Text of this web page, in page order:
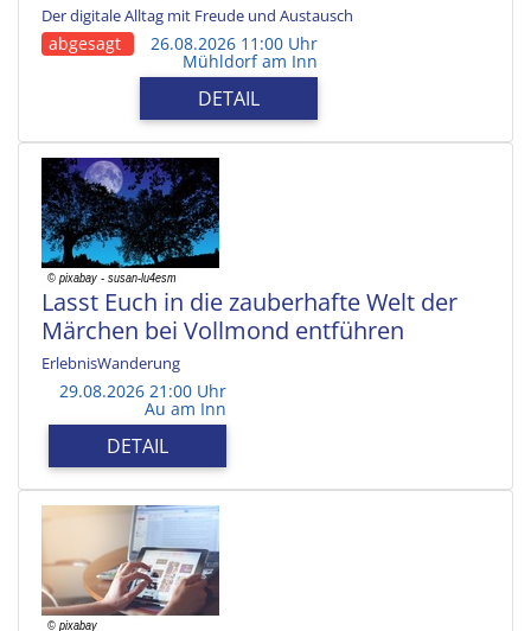
Der digitale Alltag mit Freude und Austausch
abgesagt 26.08.2026 11:00 Uhr
Mühldorf am Inn
DETAIL
Lasst Euch in die zauberhafte Welt der
Märchen bei Vollmond entführen
ErlebnisWanderung
29.08.2026 21:00 Uhr
Au am Inn
DETAIL